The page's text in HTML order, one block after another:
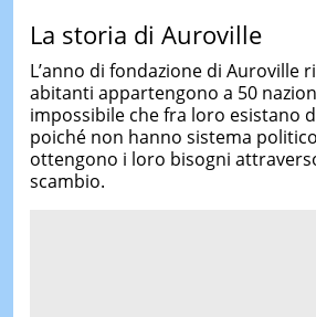
La storia di Auroville
L’anno di fondazione di Auroville
abitanti appartengono a 50
impossibile che fra loro esistano
poiché non hanno sistema
ottengono i loro bisogni
scambio.